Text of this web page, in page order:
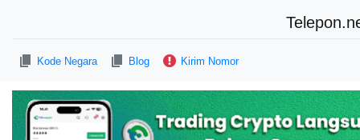
Kode Negara Blog Kirim Nomor